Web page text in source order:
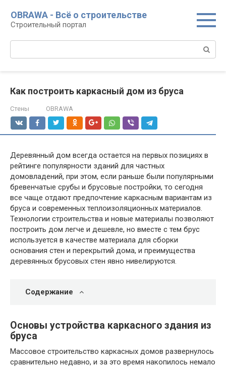
контенту
OBRAWA - Всё о строительстве
Строительный портал
Как построить каркасный дом из бруса
Стены OBRAWA
Деревянный дом всегда остается на первых позициях в
рейтинге популярности зданий для частных
домовладений, при этом, если раньше были популярными
бревенчатые срубы и брусовые постройки, то сегодня
все чаще отдают предпочтение каркасным вариантам из
бруса и современных теплоизоляционных материалов.
Технологии строительства и новые материалы позволяют
построить дом легче и дешевле, но вместе с тем брус
используется в качестве материала для сборки
основания стен и перекрытий дома, и преимущества
деревянных брусовых стен явно нивелируются.
Содержание
Основы устройства каркасного здания из
бруса
Массовое строительство каркасных домов развернулось
сравнительно недавно, и за это время накопилось немало